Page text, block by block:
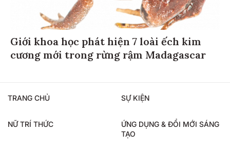
Giới khoa học phát hiện 7 loài ếch kim
cương mới trong rừng rậm Madagascar
TRANG CHỦ SỰ KIỆN
NỮ TRÍ THỨC
ỨNG DỤNG & ĐỔI MỚI SÁNG
TẠO